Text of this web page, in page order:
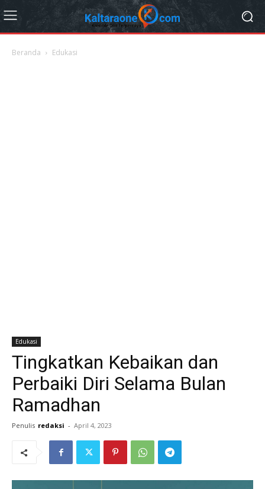
Beranda Edukasi
Edukasi
Tingkatkan Kebaikan dan
Perbaiki Diri Selama Bulan
Ramadhan
Penulis redaksi - April 4, 2023